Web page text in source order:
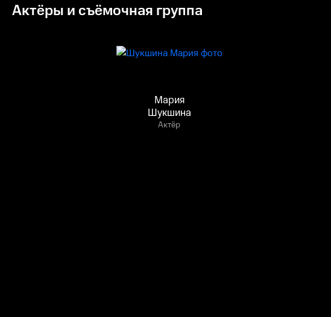
Актёры и съёмочная группа
Мария
Шукшина
Актёр